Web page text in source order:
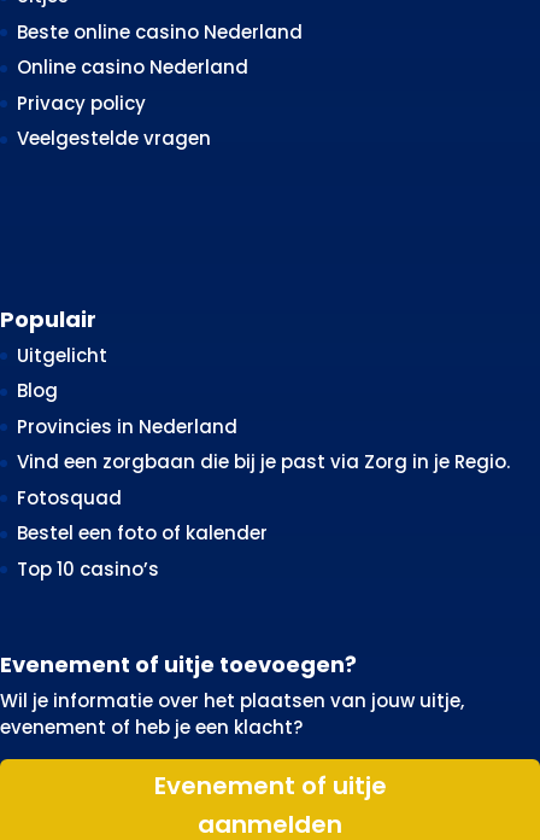
Beste online casino Nederland
Online casino Nederland
Privacy policy
Veelgestelde vragen
Populair
Uitgelicht
Blog
Provincies in Nederland
Vind een zorgbaan die bij je past via Zorg in je Regio.
Fotosquad
Bestel een foto of kalender
Top 10 casino’s
Evenement of uitje toevoegen?
Wil je informatie over het plaatsen van jouw uitje,
evenement of heb je een klacht?
Evenement of uitje
aanmelden